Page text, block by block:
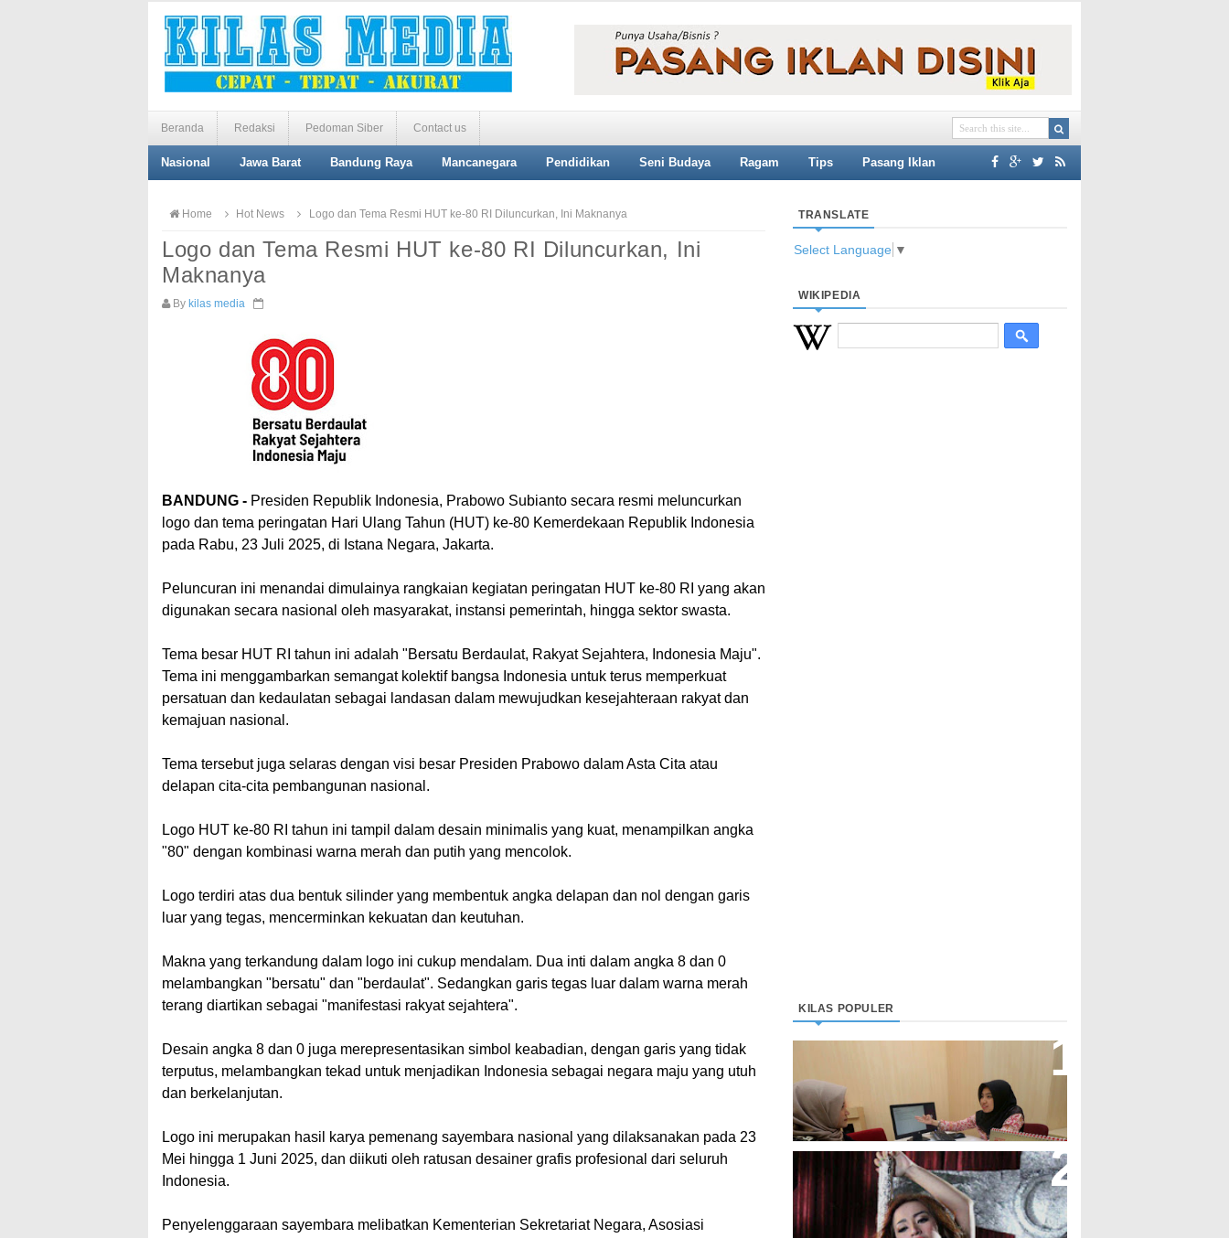
Beranda Redaksi Pedoman Siber Contact us
Nasional Jawa Barat Bandung Raya Mancanegara Pendidikan Seni Budaya Ragam Tips Pasang Iklan
Home Hot News Logo dan Tema Resmi HUT ke-80 RI Diluncurkan, Ini Maknanya
Logo dan Tema Resmi HUT ke-80 RI Diluncurkan, Ini
Maknanya
By kilas media
BANDUNG - Presiden Republik Indonesia, Prabowo Subianto secara resmi meluncurkan
logo dan tema peringatan Hari Ulang Tahun (HUT) ke-80 Kemerdekaan Republik Indonesia
pada Rabu, 23 Juli 2025, di Istana Negara, Jakarta.
Peluncuran ini menandai dimulainya rangkaian kegiatan peringatan HUT ke-80 RI yang akan
digunakan secara nasional oleh masyarakat, instansi pemerintah, hingga sektor swasta.
Tema besar HUT RI tahun ini adalah "Bersatu Berdaulat, Rakyat Sejahtera, Indonesia Maju".
Tema ini menggambarkan semangat kolektif bangsa Indonesia untuk terus memperkuat
persatuan dan kedaulatan sebagai landasan dalam mewujudkan kesejahteraan rakyat dan
kemajuan nasional.
Tema tersebut juga selaras dengan visi besar Presiden Prabowo dalam Asta Cita atau
delapan cita-cita pembangunan nasional.
Logo HUT ke-80 RI tahun ini tampil dalam desain minimalis yang kuat, menampilkan angka
"80" dengan kombinasi warna merah dan putih yang mencolok.
Logo terdiri atas dua bentuk silinder yang membentuk angka delapan dan nol dengan garis
luar yang tegas, mencerminkan kekuatan dan keutuhan.
Makna yang terkandung dalam logo ini cukup mendalam. Dua inti dalam angka 8 dan 0
melambangkan "bersatu" dan "berdaulat". Sedangkan garis tegas luar dalam warna merah
terang diartikan sebagai "manifestasi rakyat sejahtera".
Desain angka 8 dan 0 juga merepresentasikan simbol keabadian, dengan garis yang tidak
terputus, melambangkan tekad untuk menjadikan Indonesia sebagai negara maju yang utuh
dan berkelanjutan.
Logo ini merupakan hasil karya pemenang sayembara nasional yang dilaksanakan pada 23
Mei hingga 1 Juni 2025, dan diikuti oleh ratusan desainer grafis profesional dari seluruh
Indonesia.
Penyelenggaraan sayembara melibatkan Kementerian Sekretariat Negara, Asosiasi
TRANSLATE
Select Language ▼
WIKIPEDIA
KILAS POPULER
Keuangan Syariah Di Indonesia
Meningkat
Cupi Cupita Luncurkan Single
“Yo Uwis”